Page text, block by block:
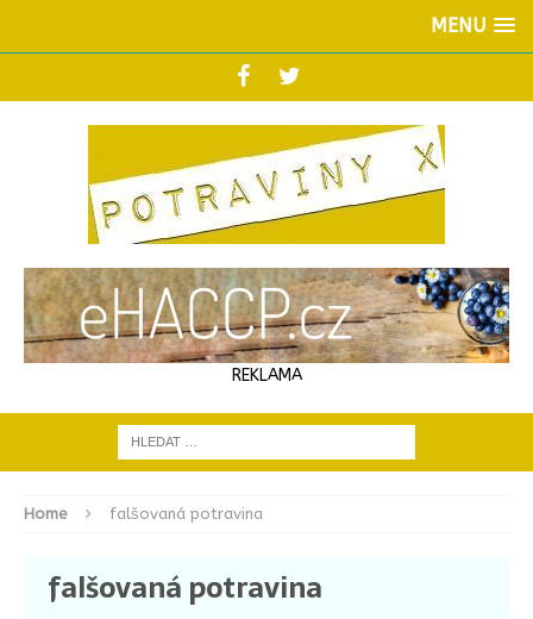
MENU
REKLAMA
Home falšovaná potravina
falšovaná potravina